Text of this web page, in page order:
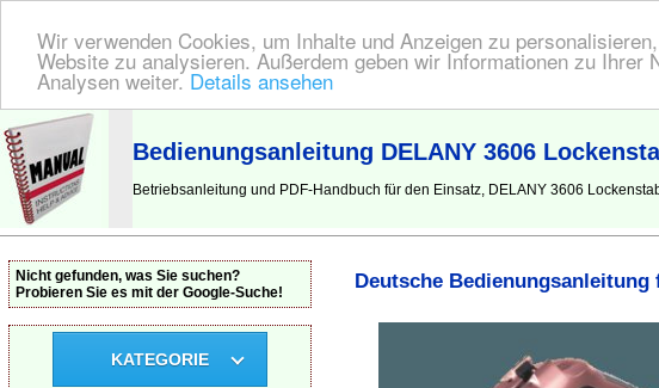
Wir verwenden Cookies, um Inhalte und Anzeigen zu
Website zu analysieren. Außerdem geben wir Informationen zu
Analysen weiter. Details ansehen
BEDIENUNGSANLEITUNG | Hier finden Sie die deutsche Anleitung!
Bedienungsanleitung DELANY 3606
Betriebsanleitung und PDF-Handbuch für den Einsatz, DELANY 3606
Deutsche Bedienungsanleitung
Nicht gefunden, was Sie suchen?
Probieren Sie es mit der Google-Suche!
KATEGORIE